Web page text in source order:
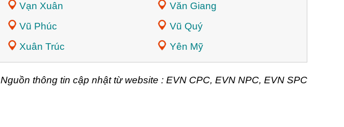
Vạn Xuân
Văn Giang
Vũ Phúc
Vũ Quý
Xuân Trúc Yên Mỹ
Nguồn thông tin cập nhật từ website : EVN CPC, EVN NPC, EVN SPC